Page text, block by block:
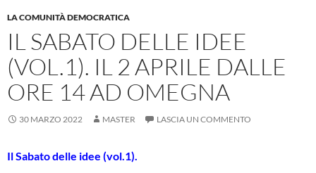
LA COMUNITÀ DEMOCRATICA
IL SABATO DELLE IDEE
(VOL.1). IL 2 APRILE DALLE
ORE 14 AD OMEGNA
30 MARZO 2022 MASTER LASCIA UN COMMENTO
Il Sabato delle idee (vol.1).